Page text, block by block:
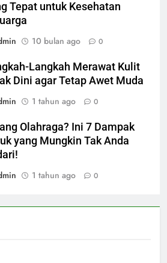
Tepat untuk Kesehatan
10 bulan ago 0
Langkah Merawat Kulit
Dini agar Tetap Awet Muda
1 tahun ago 0
Olahraga? Ini 7 Dampak
yang Mungkin Tak Anda
1 tahun ago 0